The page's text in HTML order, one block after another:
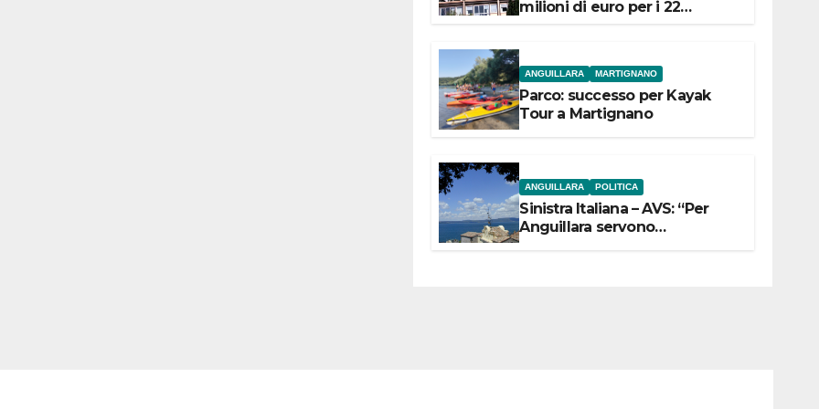
milioni di euro per i 22
ANGUILLARA MARTIGNANO
Parco: successo per Kayak
Tour a Martignano
ANGUILLARA POLITICA
Sinistra Italiana – AVS: “Per
Anguillara servono